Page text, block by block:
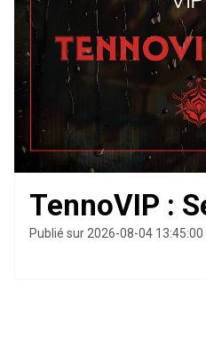
TennoVIP :
Publié sur 2026-08-04 13:45:00